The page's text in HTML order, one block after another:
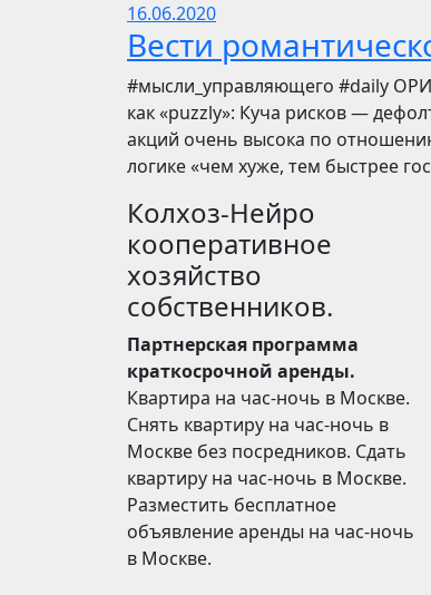
16.06.2020
Вести
​​#мысли_управляющего #daily
как «puzzly»: Куча рисков —
акций очень высока по
логике «чем хуже, тем быстрее
Колхоз-Нейро
кооперативное
хозяйство
собственников.
Партнерская программа
краткосрочной аренды.
Квартира на час-ночь в Москве.
Снять квартиру на час-ночь в
Москве без посредников. Сдать
квартиру на час-ночь в Москве.
Разместить бесплатное
объявление аренды на час-ночь
в Москве.